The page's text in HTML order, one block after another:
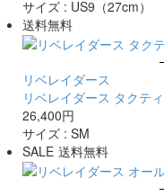
サイズ : US9（27cm）
送料無料
リベレイダース
リベレイダース タクテ
26,400円
サイズ : SM
SALE 送料無料